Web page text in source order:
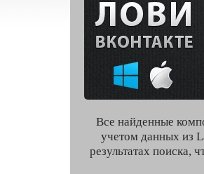
Все найденные
учетом данных из
результатах поиска,